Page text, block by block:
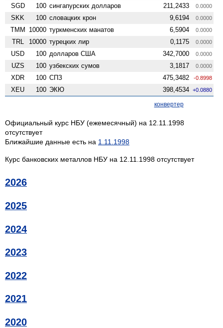
SGD 100 сингапурских долларов 211,2433 0.0000
SKK 100 словацких крон 9,6194 0.0000
TMM 10000 туркменских манатов 6,5904 0.0000
TRL 10000 турецких лир 0,1175 0.0000
USD 100 долларов США 342,7000 0.0000
UZS 100 узбекских сумов 3,1817 0.0000
XDR 100 СПЗ 475,3482 -0.8998
XEU 100 ЭКЮ 398,4534 +0.0880
конвертер
Официальный курс НБУ (ежемесячный) на 12.11.1998
отсутствует
Ближайшие данные есть на 1.11.1998
Курс банковских металлов НБУ на 12.11.1998 отсутствует
2026
2025
2024
2023
2022
2021
2020